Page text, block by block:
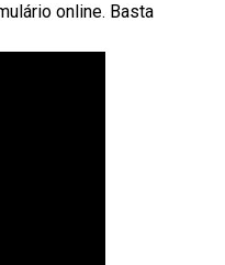
online. Basta